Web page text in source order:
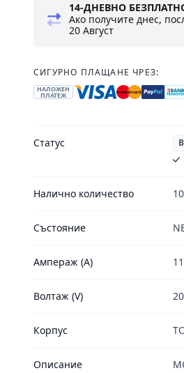
14-ДНЕВНО
Ако получите днес,
20 Август
СИГУРНО ПЛАЩАНЕ ЧРЕЗ:
НАЛОЖЕН
ПЛАТЕЖ
Статус
Налично количество
Състояние
Ампераж (A)
Волтаж (V)
Корпус
Описание